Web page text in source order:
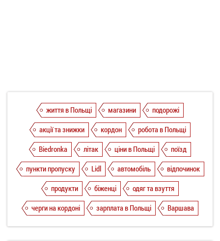
життя в Польщі магазини
подорожі
акції та знижки
кордон
робота в Польщі
Biedronka
літак ціни в Польщі
поїзд
пункти пропуску
Lidl автомобіль
відпочинок
продукти
біженці
одяг та взуття
черги на кордоні
зарплата в Польщі Варшава